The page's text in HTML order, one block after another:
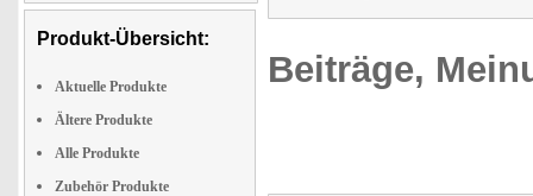
Produkt-Übersicht:
Aktuelle Produkte
Ältere Produkte
Alle Produkte
Zubehör Produkte
Beiträge,